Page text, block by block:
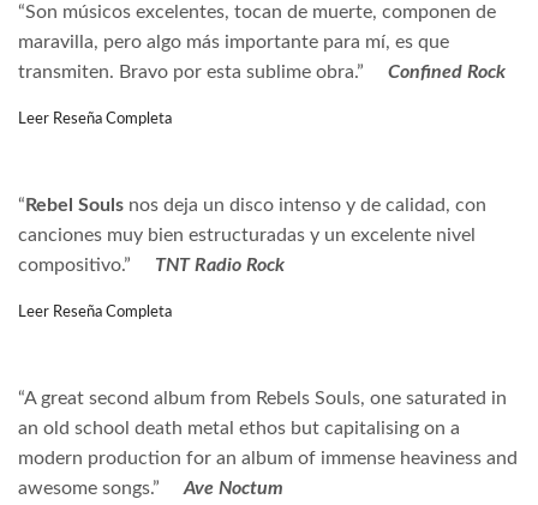
“Son músicos excelentes, tocan de muerte, componen de
maravilla, pero algo más importante para mí, es que
transmiten. Bravo por esta sublime obra.”
Confined Rock
Leer Reseña Completa
“ Rebel Souls nos deja un disco intenso y de calidad, con
canciones muy bien estructuradas y un excelente nivel
compositivo.”
TNT Radio Rock
Leer Reseña Completa
“A great second album from Rebels Souls, one saturated in
an old school death metal ethos but capitalising on a
modern production for an album of immense heaviness and
awesome songs.”
Ave Noctum